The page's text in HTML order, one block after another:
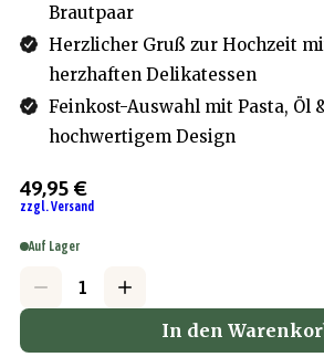
Brautpaar
Herzlicher Gruß zur Hochzeit
herzhaften Delikatessen
Feinkost-Auswahl mit Pasta, Öl
hochwertigem Design
49,95 €
zzgl. Versand
Auf Lager
In den